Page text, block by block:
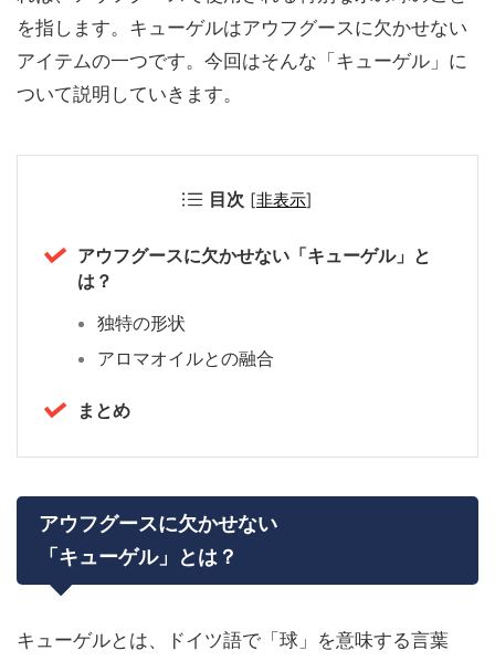
を指します。キューゲルはアウフグースに欠かせない
アイテムの一つです。今回はそんな「キューゲル」に
ついて説明していきます。
目次 [非表示]
アウフグースに欠かせない「キューゲル」と
は？
独特の形状
アロマオイルとの融合
まとめ
アウフグースに欠かせない
「キューゲル」とは？
キューゲルとは、ドイツ語で「球」を意味する言葉